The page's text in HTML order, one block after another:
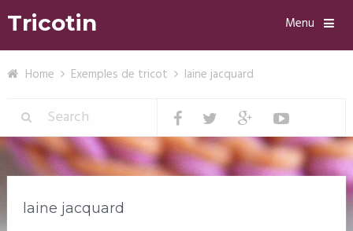
Tricotin Menu
Home Exemples de tricot laine jacquard
laine jacquard